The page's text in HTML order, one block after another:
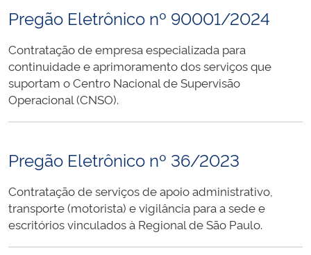
Pregão Eletrônico nº 90001/2024
Contratação de empresa especializada para
continuidade e aprimoramento dos serviços que
suportam o Centro Nacional de Supervisão
Operacional (CNSO).
Pregão Eletrônico nº 36/2023
Contratação de serviços de apoio administrativo,
transporte (motorista) e vigilância para a sede e
escritórios vinculados à Regional de São Paulo.